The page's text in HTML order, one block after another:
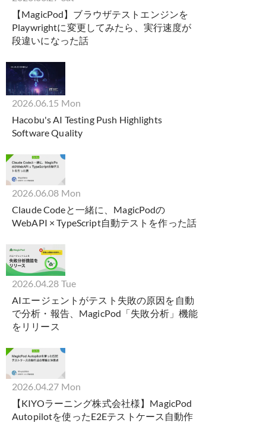
【MagicPod】ブラウザテストエンジンを
Playwrightに変更してみたら、実行速度が
段違いになった話
2026.06.15 Mon
Hacobu's AI Testing Push Highlights
Software Quality
2026.06.08 Mon
Claude Codeと一緒に、MagicPodの
WebAPI × TypeScript自動テストを作った話
2026.04.28 Tue
AIエージェントがテスト失敗の原因を自動
で分析・報告、MagicPod「失敗分析」機能
をリリース
2026.04.27 Mon
【KIYOラーニング株式会社様】MagicPod
Autopilotを使ったE2Eテストケース自動作